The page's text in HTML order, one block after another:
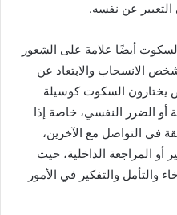
عن نفسه.
أيضًا علامة على الشعور
الانسحاب والابتعاد عن
يختارون السكوت كوسيلة
أو الضرر النفسي، خاصة إذا
في التواصل مع الآخرين،
أو المراجعة الداخلية، حيث
والتأمل والتفكير في الأمور